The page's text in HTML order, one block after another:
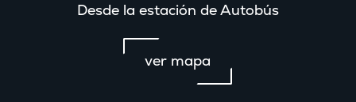
Desde la estación de Autobús
ver mapa